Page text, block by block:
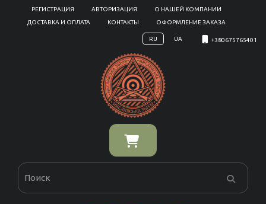
РЕГИСТРАЦИЯ АВТОРИЗАЦИЯ
О НАШЕЙ КОМПАНИИ
ДОСТАВКА И ОПЛАТА
КОНТАКТЫ ОФОРМЛЕНИЕ ЗАКАЗА
RU UA +380675765401